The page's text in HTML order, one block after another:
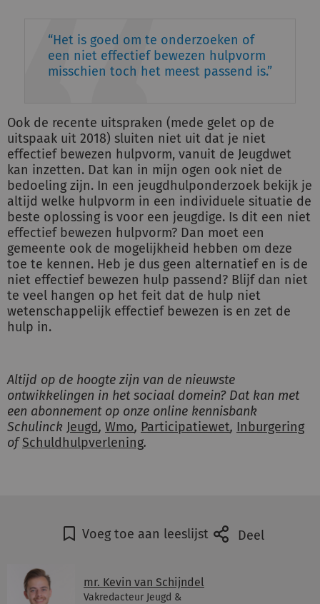
Het is goed om te onderzoeken of
een niet effectief bewezen hulpvorm
misschien toch het meest passend is.
Ook de recente uitspraken (mede gelet op de
uitspaak uit 2018) sluiten niet uit dat je niet
effectief bewezen hulpvorm, vanuit de Jeugdwet
kan inzetten. Dat kan in mijn ogen ook niet de
bedoeling zijn. In een jeugdhulponderzoek bekijk je
altijd welke hulpvorm in een individuele situatie de
beste oplossing is voor een jeugdige. Is dit een niet
effectief bewezen hulpvorm? Dan moet een
gemeente ook de mogelijkheid hebben om deze
toe te kennen. Heb je dus geen alternatief en is de
niet effectief bewezen hulp passend? Blijf dan niet
te veel hangen op het feit dat de hulp niet
wetenschappelijk effectief bewezen is en zet de
hulp in.
Altijd op de hoogte zijn van de nieuwste
ontwikkelingen in het sociaal domein? Dat kan met
een abonnement op onze online kennisbank
Schulinck Jeugd, Wmo, Participatiewet, Inburgering
ofSchuldhulpverlening.
Voeg toe aan leeslijst Deel
mr. Kevin van Schijndel
Vakredacteur Jeugd &